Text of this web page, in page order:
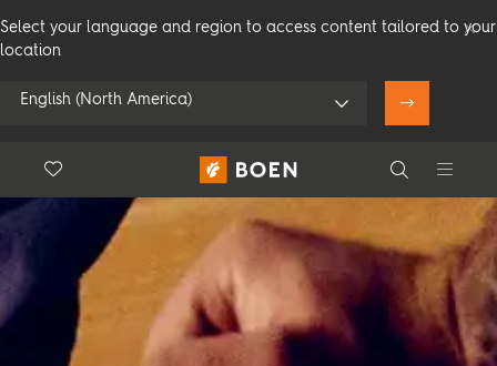
Select your language and region to access content tailored to your
location
English (North America)
Använd min position
Se alla återförsäljare
Search
Search
Floor.Wishlist
Konsumenter Proffs